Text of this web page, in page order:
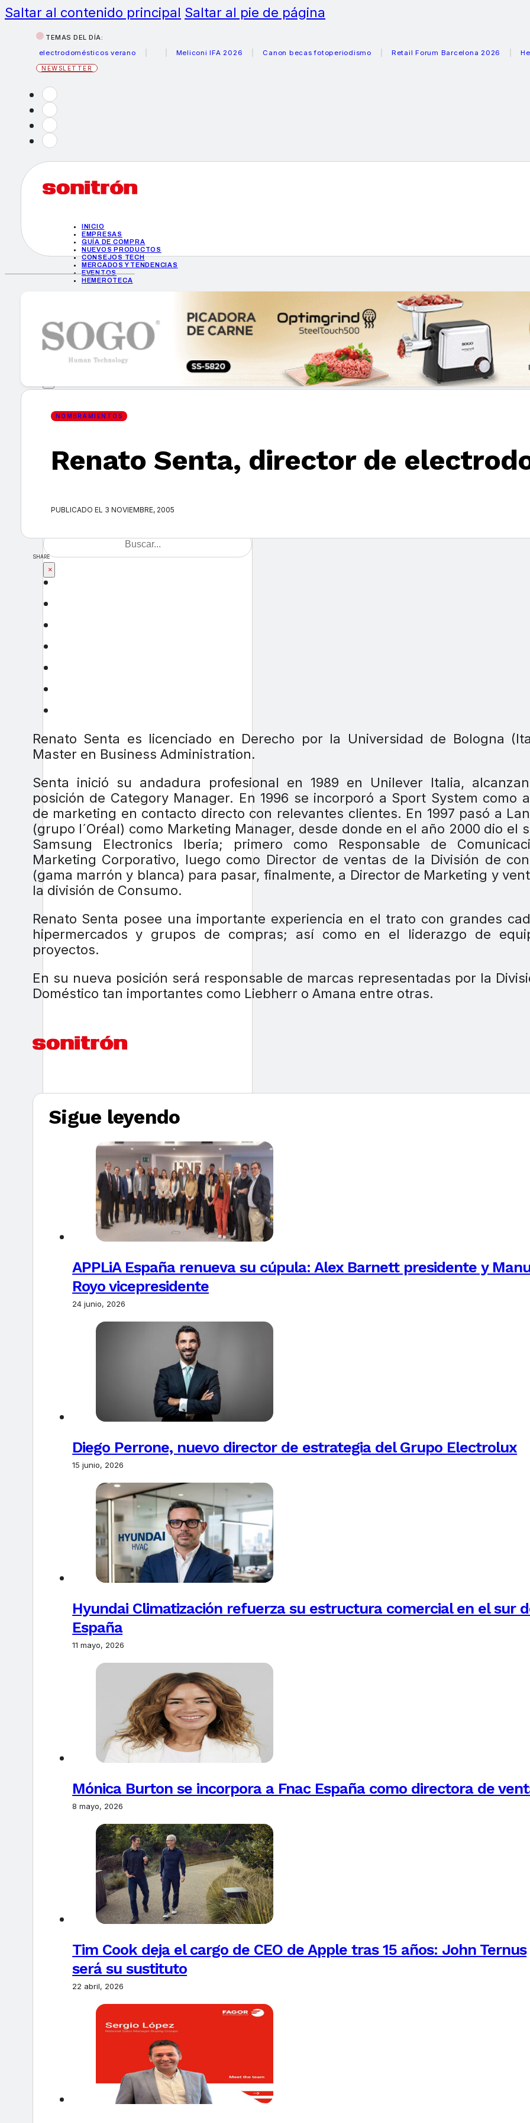
Saltar al contenido principal Saltar al pie de página
TEMAS DEL DÍA:
electrodomésticos verano
Meliconi IFA 2026 Canon becas fotoperiodismo Retail Forum Barcelona 2026
NEWSLETTER
INICIO
EMPRESAS
GUÍA DE COMPRA
NUEVOS PRODUCTOS
CONSEJOS TECH
MERCADOS Y TENDENCIAS
EVENTOS
HEMEROTECA
GUÍA DE COMPRA
NUEVOS PRODUCTOS
CONSEJOS TECH
MERCADOS Y TENDENCIAS
HEMEROTECA
Encuentra tu noticia
×
NOMBRAMIENTOS
Renato Senta, director de
PUBLICADO EL 3 NOVIEMBRE, 2005
SHARE
Renato Senta es licenciado en Derecho por la Universidad de Bologna
Master en Business Administration.
Senta inició su andadura profesional en 1989 en Unilever Italia,
posición de Category Manager. En 1996 se incorporó a Sport System como
de marketing en contacto directo con relevantes clientes. En 1997 pasó a
(grupo l´Oréal) como Marketing Manager, desde donde en el año 2000 dio el
Samsung Electronics Iberia; primero como Responsable de
Marketing Corporativo, luego como Director de ventas de la División de
(gama marrón y blanca) para pasar, finalmente, a Director de Marketing y
la división de Consumo.
Renato Senta posee una importante experiencia en el trato con grandes
hipermercados y grupos de compras; así como en el liderazgo de
proyectos.
En su nueva posición será responsable de marcas representadas por la
Doméstico tan importantes como Liebherr o Amana entre otras.
Sigue leyendo
APPLiA España renueva su cúpula: Alex Barnett presidente y
Royo vicepresidente
24 junio, 2026
Diego Perrone, nuevo director de estrategia del Grupo Electrolux
15 junio, 2026
Hyundai Climatización refuerza su estructura comercial en el sur
España
11 mayo, 2026
Mónica Burton se incorpora a Fnac España como directora de
8 mayo, 2026
Tim Cook deja el cargo de CEO de Apple tras 15 años: John Ternus
será su sustituto
22 abril, 2026